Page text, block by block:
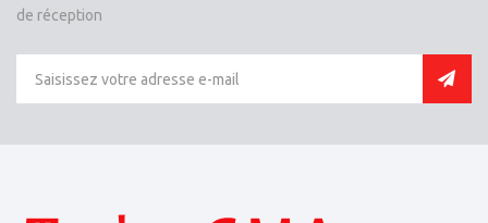
de réception